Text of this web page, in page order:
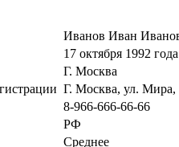
Иванов Иван
17 октября 1992
Г. Москва
Г. Москва, ул. Мира,
8-966-666-66-66
РФ
Среднее